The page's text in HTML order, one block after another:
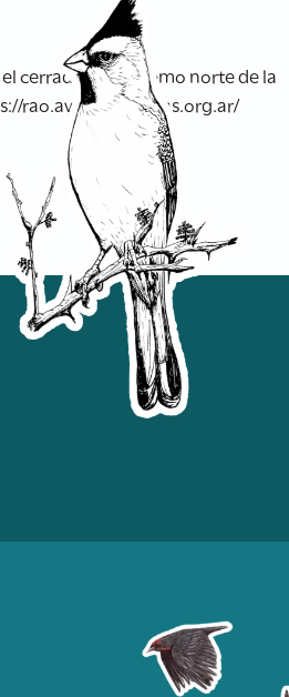
cerrado del extremo norte de la
rao.avesargentinas.org.ar/